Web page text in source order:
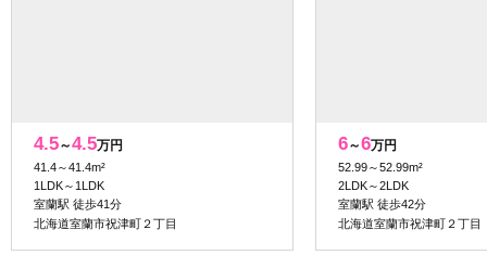
4.5～4.5万円
41.4～41.4m²
1LDK～1LDK
室蘭駅 徒歩41分
北海道室蘭市祝津町２丁目
6～6万円
52.99～52.99m²
2LDK～2LDK
室蘭駅 徒歩42分
北海道室蘭市祝津町２丁目